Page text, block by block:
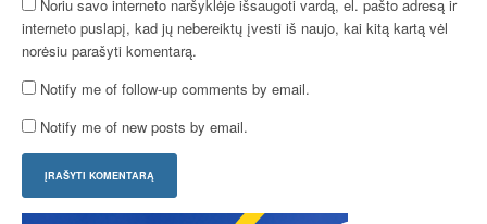
Noriu savo interneto naršyklėje išsaugoti vardą, el. pašto adresą ir
interneto puslapį, kad jų nebereiktų įvesti iš naujo, kai kitą kartą vėl
norėsiu parašyti komentarą.
Notify me of follow-up comments by email.
Notify me of new posts by email.